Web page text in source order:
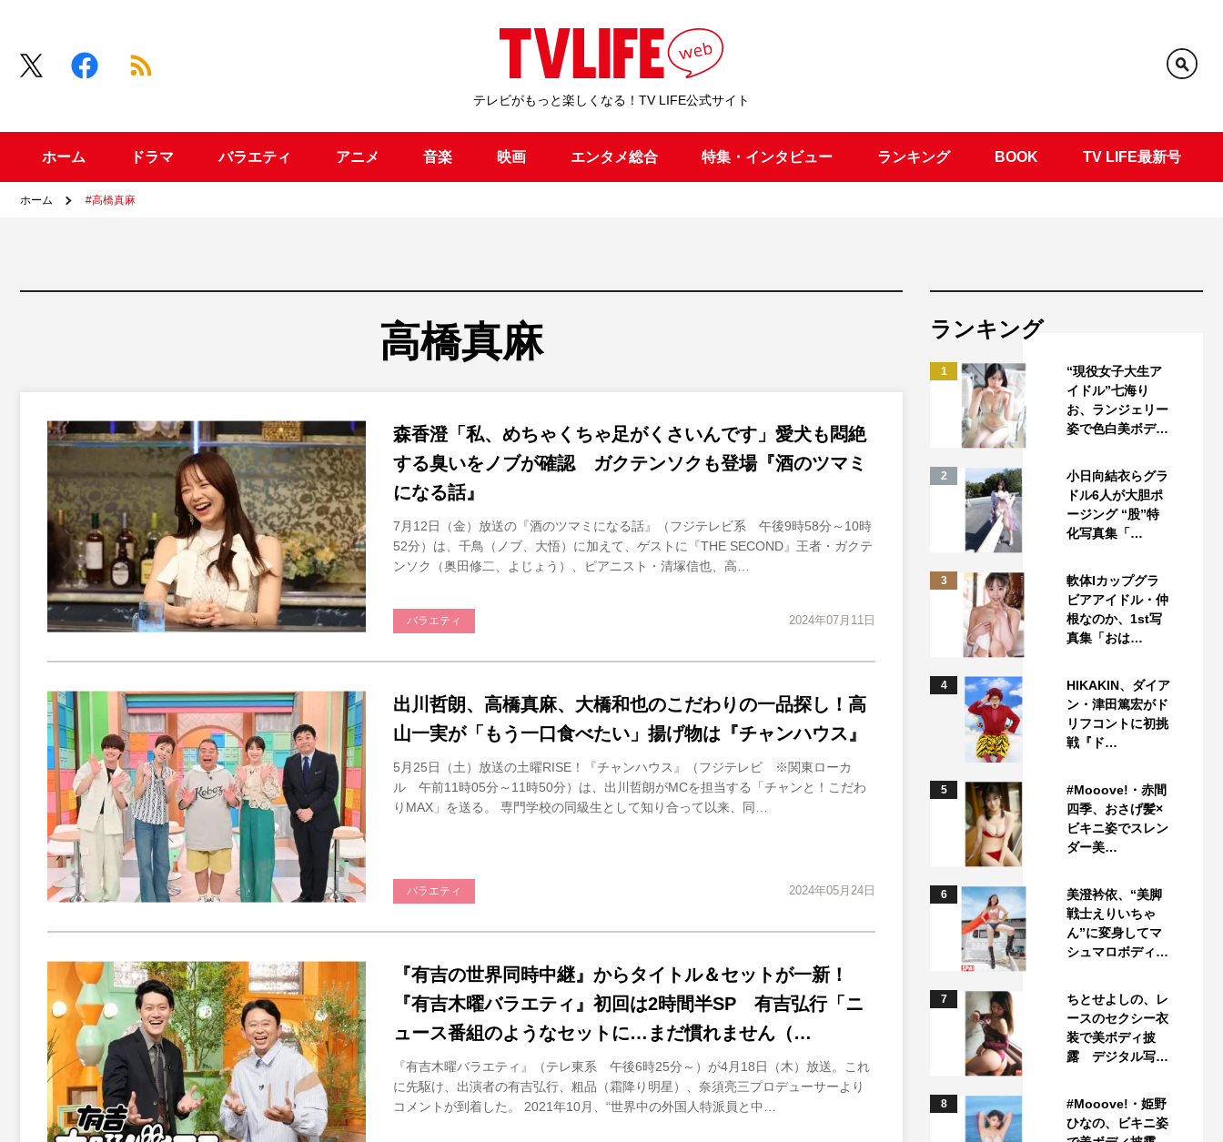
テレビがもっと楽しくなる！TV LIFE公式サイト
ホーム ドラマ バラエティ アニメ 音楽 映画 エンタメ総合 特集・インタビュー ランキング BOOK TV LIFE最新号
ホーム #高橋真麻
高橋真麻
森香澄「私、めちゃくちゃ足がくさいんです」愛犬も悶絶
する臭いをノブが確認 ガクテンソクも登場『酒のツマミ
になる話』
7月12日（金）放送の『酒のツマミになる話』（フジテレビ系 午後9時58分～10時
52分）は、千鳥（ノブ、大悟）に加えて、ゲストに『THE SECOND』王者・ガクテ
ンソク（奥田修二、よじょう）、ピアニスト・清塚信也、高…
2024年07月11日
バラエティ
出川哲朗、高橋真麻、大橋和也のこだわりの一品探し！高
山一実が「もう一口食べたい」揚げ物は『チャンハウス』
5月25日（土）放送の土曜RISE！『チャンハウス』（フジテレビ ※関東ローカ
ル 午前11時05分～11時50分）は、出川哲朗がMCを担当する「チャンと！こだわ
りMAX」を送る。 専門学校の同級生として知り合って以来、同…
2024年05月24日
バラエティ
『有吉の世界同時中継』からタイトル＆セットが一新！
『有吉木曜バラエティ』初回は2時間半SP 有吉弘行「ニ
ュース番組のようなセットに…まだ慣れません（…
『有吉木曜バラエティ』（テレ東系 午後6時25分～）が4月18日（木）放送。これ
に先駆け、出演者の有吉弘行、粗品（霜降り明星）、奈須亮三プロデューサーより
コメントが到着した。 2021年10月、“世界中の外国人特派員と中…
ランキング
1
“現役女子大生ア
イドル”七海り
お、ランジェリー
姿で色白美ボデ…
2
小日向結衣らグラ
ドル6人が大胆ポ
ージング “股”特
化写真集「…
3
軟体Iカップグラ
ビアアイドル・仲
根なのか、1st写
真集「おは…
4
HIKAKIN、ダイア
ン・津田篤宏がド
リフコントに初挑
戦『ド…
5
#Mooove!・赤間
四季、おさげ髪×
ビキニ姿でスレン
ダー美…
6
美澄衿依、“美脚
戦士えりいちゃ
ん”に変身してマ
シュマロボディ…
7
ちとせよしの、レ
ースのセクシー衣
装で美ボディ披
露 デジタル写…
8
#Mooove!・姫野
ひなの、ビキニ姿